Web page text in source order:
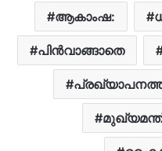
ആകാംഷ:
പിൻവാങ്ങാതെ